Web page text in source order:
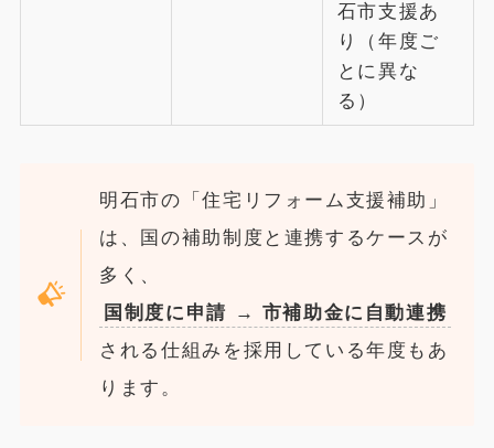
石市支援あ
り（年度ご
とに異な
る）
明石市の「住宅リフォーム支援補助」
は、国の補助制度と連携するケースが
多く、
国制度に申請 → 市補助金に自動連携
される仕組みを採用している年度もあ
ります。